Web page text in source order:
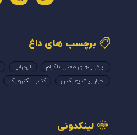
برچسب های داغ
ایردراپ‌های معتبر تلگرام ایردراپ
اخبار بیت یونیکس
کتاب الکترونیک
لینکدونی